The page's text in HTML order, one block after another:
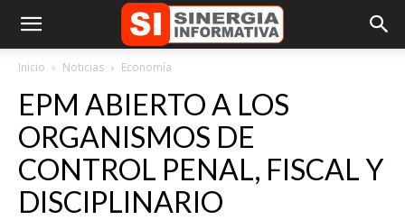
Inicio Noticias Economía
EPM ABIERTO A LOS
ORGANISMOS DE
CONTROL PENAL, FISCAL Y
DISCIPLINARIO